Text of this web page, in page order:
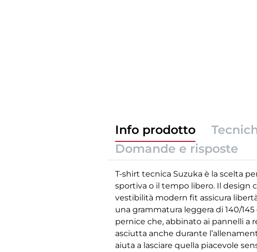
Info prodotto
Domande e risposte
T-shirt tecnica Suzuka è la scelta
sportiva o il tempo libero. Il design
vestibilità modern fit assicura
una grammatura leggera di 140/
pernice che, abbinato ai pannelli a
asciutta anche durante
aiuta a lasciare quella piacevole